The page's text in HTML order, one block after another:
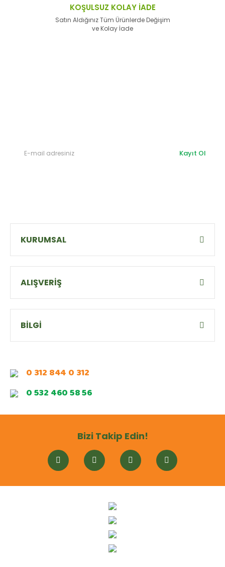
KOŞULSUZ KOLAY İADE
Satın Aldığınız Tüm Ürünlerde Değişim
ve Kolay İade
Kayıt Ol
KURUMSAL
ALIŞVERİŞ
BİLGİ
0 312 844 0 312
0 532 460 58 56
Bizi Takip Edin!